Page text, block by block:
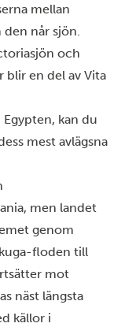
mellan
den når sjön.
och
blir en del av Vita
kan du
mest avlägsna
men landet
genom
floden till
mot
näst längsta
källor i